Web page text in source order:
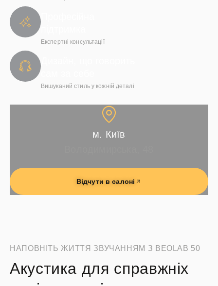
Експертні консультації
Вишуканий стиль у кожній деталі
м. Київ
Відчути в салоні
НАПОВНІТЬ ЖИТТЯ ЗВУЧАННЯМ З BEOLAB 50
Акустика для справжніх